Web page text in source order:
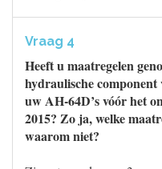
Vraag 4
Heeft u maatregelen
hydraulische component
uw AH-64D’s vóór het
2015? Zo ja, welke
waarom niet?